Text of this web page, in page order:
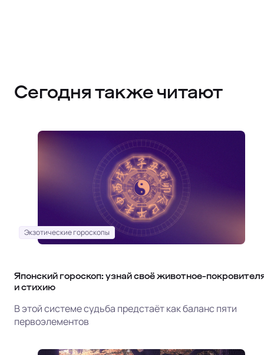
Сегодня также читают
Экзотические гороскопы
Японский гороскоп: узнай своё животное-
и стихию
В этой системе судьба предстаёт как баланс пяти
первоэлементов